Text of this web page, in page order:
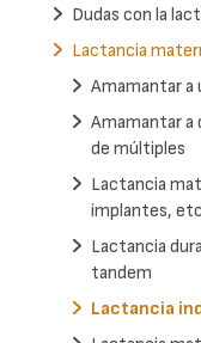
Dudas con la
Lactancia
Amamantar a
Amamantar a
de múltiples
Lactancia
implantes,
Lactancia
tandem
Lactancia